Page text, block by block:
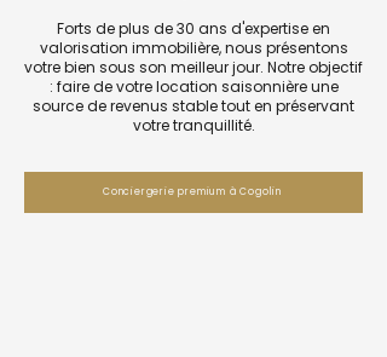
Forts de plus de 30 ans d'expertise en
valorisation immobilière, nous présentons
votre bien sous son meilleur jour. Notre objectif
: faire de votre location saisonnière une
source de revenus stable tout en préservant
votre tranquillité.
Conciergerie premium à Cogolin